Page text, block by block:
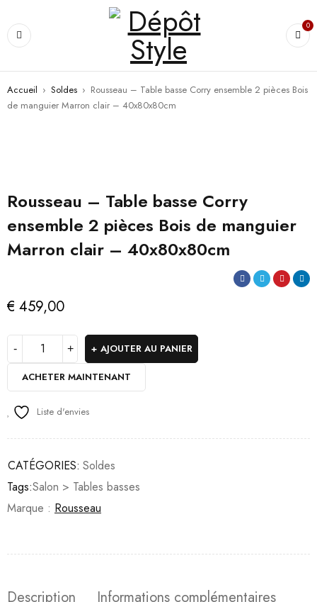
0
Accueil › Soldes › Rousseau – Table basse Corry ensemble 2 pièces Bois
de manguier Marron clair – 40x80x80cm
Rousseau – Table basse Corry
ensemble 2 pièces Bois de manguier
Marron clair – 40x80x80cm
€ 459,00
AJOUTER AU PANIER
ACHETER MAINTENANT
Liste d'envies
CATÉGORIES: Soldes
Tags:Salon > Tables basses
Marque : Rousseau
Description
Informations complémentaires